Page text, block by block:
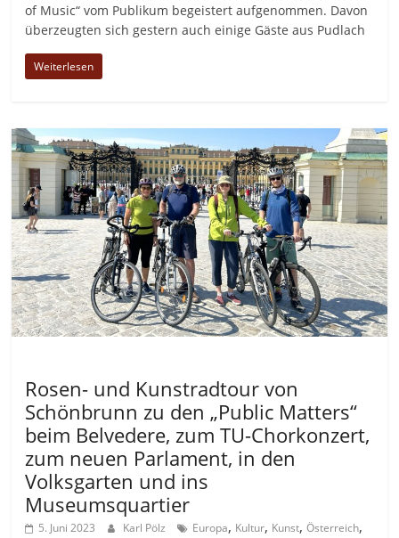
of Music“ vom Publikum begeistert aufgenommen. Davon
überzeugten sich gestern auch einige Gäste aus Pudlach
Weiterlesen
Rosen- und Kunstradtour von
Schönbrunn zu den „Public Matters“
beim Belvedere, zum TU-Chorkonzert,
zum neuen Parlament, in den
Volksgarten und ins
Museumsquartier
5. Juni 2023 Karl Pölz Europa, Kultur, Kunst,Österreich,